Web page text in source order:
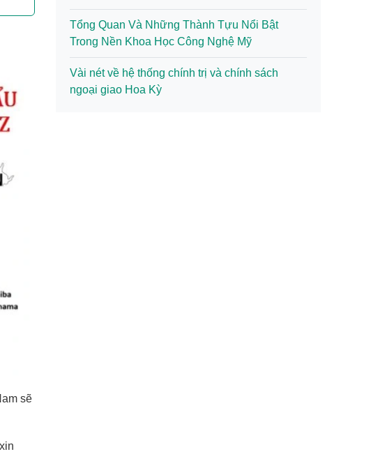
sẽ
Tổng Quan Và Những Thành Tựu Nổi Bật
Trong Nền Khoa Học Công Nghệ Mỹ
Vài nét về hệ thống chính trị và chính sách
ngoại giao Hoa Kỳ